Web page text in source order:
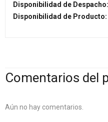
Disponibilidad de Despacho:
Disponibilidad de Producto:
Comentarios del
Aún no hay comentarios.